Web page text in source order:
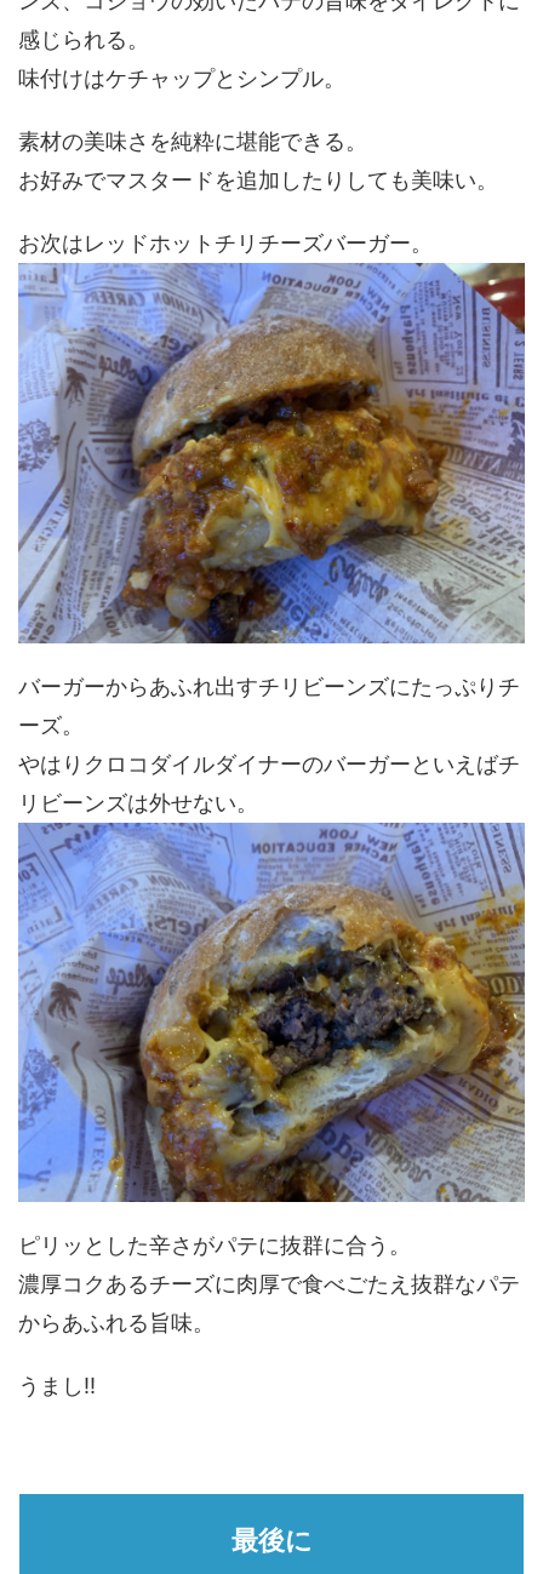
感じられる。
味付けはケチャップとシンプル。
素材の美味さを純粋に堪能できる。
お好みでマスタードを追加したりしても美味い。
お次はレッドホットチリチーズバーガー。
バーガーからあふれ出すチリビーンズにたっぷりチ
ーズ。
やはりクロコダイルダイナーのバーガーといえばチ
リビーンズは外せない。
ピリッとした辛さがパテに抜群に合う。
濃厚コクあるチーズに肉厚で食べごたえ抜群なパテ
からあふれる旨味。
うまし!!
最後に